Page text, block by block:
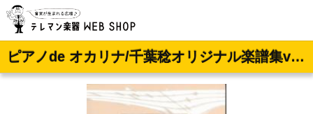
ピアノde オカリナ/千葉稔オリジナル楽譜集vol.3